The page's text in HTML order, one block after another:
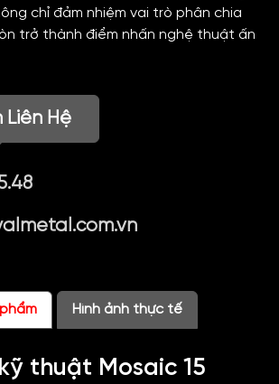
chỉ đảm nhiệm vai trò phân chia
trở thành điểm nhấn nghệ thuật ấn
Liên Hệ
Hình ảnh thực tế
thuật Mosaic 15